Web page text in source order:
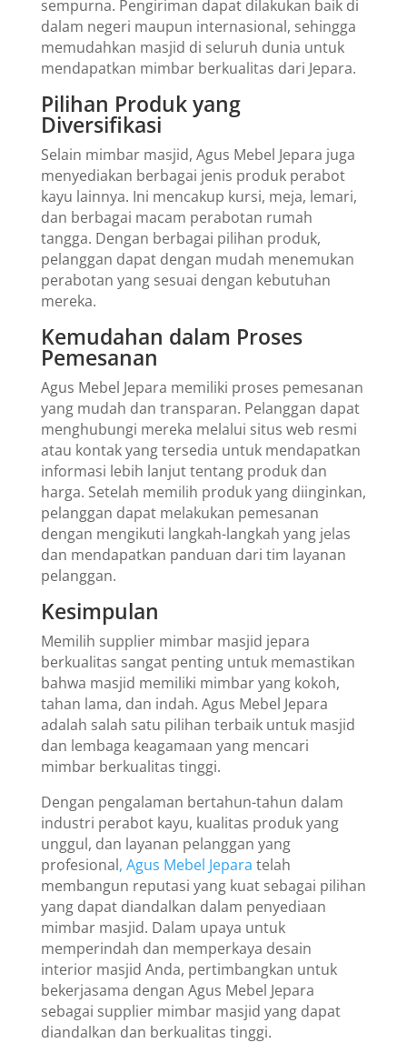
sempurna. Pengiriman dapat dilakukan baik di
dalam negeri maupun internasional, sehingga
memudahkan masjid di seluruh dunia untuk
mendapatkan mimbar berkualitas dari Jepara.
Pilihan Produk yang
Diversifikasi
Selain mimbar masjid, Agus Mebel Jepara juga
menyediakan berbagai jenis produk perabot
kayu lainnya. Ini mencakup kursi, meja, lemari,
dan berbagai macam perabotan rumah
tangga. Dengan berbagai pilihan produk,
pelanggan dapat dengan mudah menemukan
perabotan yang sesuai dengan kebutuhan
mereka.
Kemudahan dalam Proses
Pemesanan
Agus Mebel Jepara memiliki proses pemesanan
yang mudah dan transparan. Pelanggan dapat
menghubungi mereka melalui situs web resmi
atau kontak yang tersedia untuk mendapatkan
informasi lebih lanjut tentang produk dan
harga. Setelah memilih produk yang diinginkan,
pelanggan dapat melakukan pemesanan
dengan mengikuti langkah-langkah yang jelas
dan mendapatkan panduan dari tim layanan
pelanggan.
Kesimpulan
Memilih supplier mimbar masjid jepara
berkualitas sangat penting untuk memastikan
bahwa masjid memiliki mimbar yang kokoh,
tahan lama, dan indah. Agus Mebel Jepara
adalah salah satu pilihan terbaik untuk masjid
dan lembaga keagamaan yang mencari
mimbar berkualitas tinggi.
Dengan pengalaman bertahun-tahun dalam
industri perabot kayu, kualitas produk yang
unggul, dan layanan pelanggan yang
profesional, Agus Mebel Jepara telah
membangun reputasi yang kuat sebagai pilihan
yang dapat diandalkan dalam penyediaan
mimbar masjid. Dalam upaya untuk
memperindah dan memperkaya desain
interior masjid Anda, pertimbangkan untuk
bekerjasama dengan Agus Mebel Jepara
sebagai supplier mimbar masjid yang dapat
diandalkan dan berkualitas tinggi.